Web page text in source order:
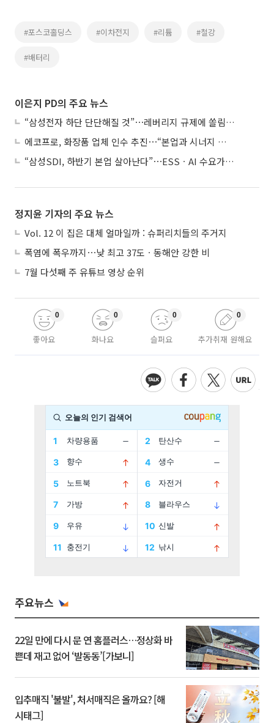
#포스코홀딩스 #이차전지 #리튬 #철강
#배터리
이은지 PD의 주요 뉴스
“삼성전자 하단 단단해질 것”⋯레버리지 규제에 쏠림 완화
에코프로, 화장품 업체 인수 추진⋯“본업과 시너지 부족”
“삼성SDI, 하반기 본업 살아난다”⋯ESSㆍAI 수요가 견인
정지윤 기자의 주요 뉴스
Vol. 12 이 집은 대체 얼마일까 : 슈퍼리치들의 주거지
폭염에 폭우까지⋯낮 최고 37도ㆍ동해안 강한 비
7월 다섯째 주 유튜브 영상 순위
좋아요
0
화나요
0
슬퍼요
0
추가취재 원해요
0
주요뉴스
22일 만에 다시 문 연 홈플러스…정상화 바
쁜데 재고 없어 ‘발동동’[가보니]
입추매직 '불발', 처서매직은 올까요? [해
시태그]